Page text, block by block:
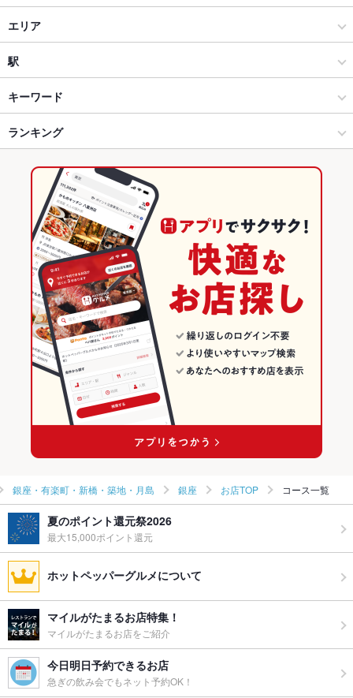
イタリアン・フレンチ
フレンチ
銀座・有楽町・新橋・築地・月島 × イタリアン・フレンチ
銀座・有楽町・新橋・築地・月島 × フレンチ
銀座駅 × イタリアン・フレンチ
銀座駅 × フレンチ
創作料理
洋・和洋・各国料理・その他
銀座・有楽町・新橋・築地・月島 × 創作料理
銀座・有楽町・新橋・築地・月島 × 洋・和洋・各国料理・その他
銀座駅 × 創作料理
銀座駅 × 洋・和洋・各国料理・その他
エリア
銀座
銀座 × イタリアン・フレンチ
銀座 × フレンチ
銀座 × 創作料理
銀座 × 洋・和洋・各国料理・その他
東京 × イタリアン・フレンチ
東京 × フレンチ
東京 × 創作料理
東京 × 洋・和洋・各国料理・その他
駅
銀座駅
新橋駅
東銀座駅
キーワード
ウニ料理
パスタ ペペロンチーノ
ケーキ パフェ デザート
ランキング
東京のグルメランキング
東京のイタリアン・フレンチランキング
東京のフレンチランキング
銀座・有楽町・新橋・築地・月島のグルメランキング
銀座・有楽町・新橋・築地・月島のイタリアン・フレンチランキ
銀座・有楽町・新橋・築地・月島のフレンチランキング
銀座のグルメランキング
銀座のイタリアン・フレンチランキング
銀座・有楽町・新橋・築地・月島 銀座 お店TOP コース一覧
夏のポイント還元祭2026
最大15,000ポイント還元
ホットペッパーグルメについて
マイルがたまるお店特集！
マイルがたまるお店をご紹介
今日明日予約できるお店
急ぎの飲み会でもネット予約OK！